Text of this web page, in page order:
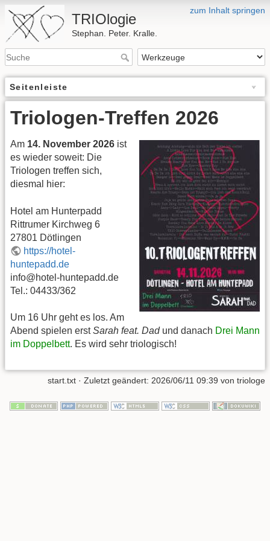
zum Inhalt springen
TRIOlogie
Stephan. Peter. Kralle.
Seitenleiste
Triologen-Treffen 2026
Am 14. November 2026 ist
es wieder soweit: Die
Triologen treffen sich,
diesmal hier:
Hotel am Hunterpadd
Rittrumer Kirchweg 6
27801 Dötlingen
https://hotel-
huntepadd.de
info@hotel-huntepadd.de
Tel.: 04433/362
Um 16 Uhr geht es los. Am
Abend spielen erstSarah feat. Dadund danach Drei Mann
im Doppelbett. Es wird sehr triologisch!
start.txt · Zuletzt geändert: 2026/06/11 09:39 von triologe